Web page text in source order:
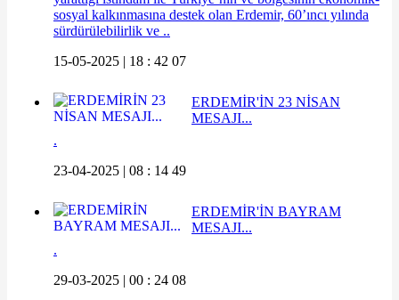
sosyal kalkınmasına destek olan Erdemir, 60’ıncı yılında
sürdürülebilirlik ve ..
15-05-2025 | 18 : 42 07
ERDEMİR'İN 23 NİSAN
MESAJI...
.
23-04-2025 | 08 : 14 49
ERDEMİR'İN BAYRAM
MESAJI...
.
29-03-2025 | 00 : 24 08